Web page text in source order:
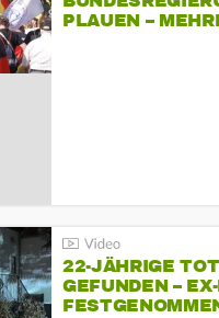
PLAUEN –
22-JÄHRIGE
GEFUNDEN –